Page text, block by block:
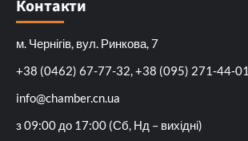
Контакти
м. Чернігів, вул. Ринкова, 7
+38 (0462) 67-77-32, +38 (095) 271-44-01
info@chamber.cn.ua
з 09:00 до 17:00 (Сб, Нд – вихідні)